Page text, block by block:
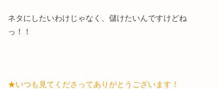
ネタにしたいわけじゃなく、儲けたいんですけどね
っ！！
★いつも見てくださってありがとうございます！